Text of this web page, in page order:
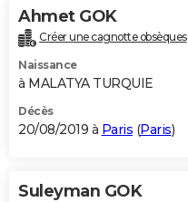
Ahmet GOK
Créer une cagnotte obsèques
Naissance
à MALATYA TURQUIE
Décès
20/08/2019 à Paris (Paris)
Suleyman GOK